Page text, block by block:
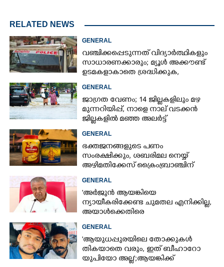
RELATED NEWS
GENERAL
വഞ്ചിക്കപ്പെടുന്നത് വിദ്യാർത്ഥികളും
സാധാരണക്കാരും; മ്യൂൾ അക്കൗണ്ട്
ഉടമകളാകാതെ ശ്രദ്ധിക്കുക,
GENERAL
ജാഗ്രത വേണം; 14 ജില്ലകളിലും മഴ
മുന്നറിയിപ്പ്, നാളെ നാല് വടക്കൻ
ജില്ലകളിൽ മഞ്ഞ അലർട്ട്
GENERAL
ഭക്തജനങ്ങളുടെ പണം
സംരക്ഷിക്കും, ശബരിമല നെയ്യ്
അഴിമതിക്കേസ് ക്രൈംബ്രാഞ്ചിന്
GENERAL
'അർജുൻ ആയങ്കിയെ
ന്യായീകരിക്കേണ്ട ചുമതല എനിക്കില്ല,
അയാൾക്കെതിരെ
GENERAL
'ആയുധപ്പുരയിലെ തോക്കുകൾ
തികയാതെ വരും, ഇത് ബീഹാറോ
യുപിയോ അല്ല';ആയങ്കിക്ക്